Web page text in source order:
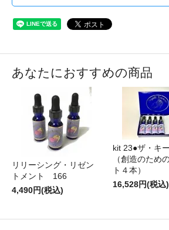
あなたにおすすめの商品
リリーシング・リゼン
トメント 166
4,490円(税込)
kit 23●ザ・キ
（創造のため
ト４本）
16,528円(税込)